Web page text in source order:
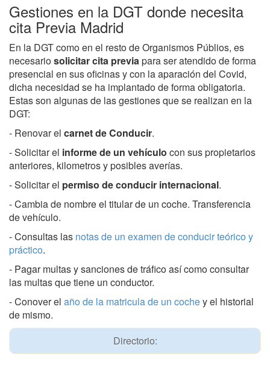
Gestiones en la DGT donde necesita
cita Previa Madrid
En la DGT como en el resto de Organismos Públios, es
necesariosolicitar cita previapara ser atendido de forma
presencial en sus oficinas y con la aparación del Covid,
dicha necesidad se ha implantado de forma obligatoria.
Estas son algunas de las gestiones que se realizan en la
DGT:
- Renovar el carnet de Conducir.
- Solicitar el informe de un vehículo con sus propietarios
anteriores, kilometros y posibles averías.
- Solicitar el permiso de conducir internacional.
- Cambia de nombre el titular de un coche. Transferencia
de vehículo.
- Consultas las notas de un examen de conducir teórico y
práctico.
- Pagar multas y sanciones de tráfico así como consultar
las multas que tiene un conductor.
- Conover el año de la matricula de un cochey el historial
de mismo.
Directorio: